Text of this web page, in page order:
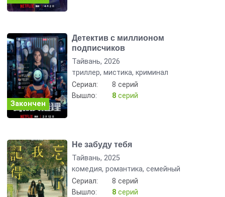
Детектив с миллионом
подписчиков
Тайвань, 2026
триллер, мистика, криминал
Сериал:
8 серий
Вышло:
8 серий
Закончен
Не забуду тебя
Тайвань, 2025
комедия, романтика, семейный
Сериал:
8 серий
Вышло:
8 серий